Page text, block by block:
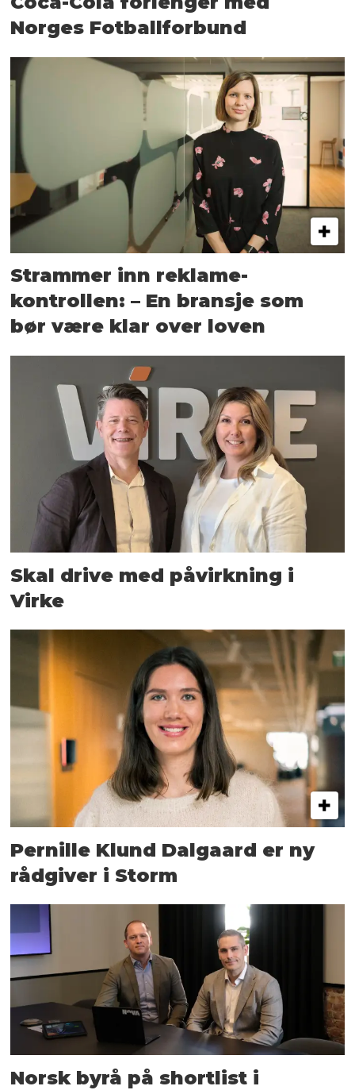
Norges Fotballforbund
Strammer inn reklame-
kontrollen: – En bransje som
bør være klar over loven
Skal drive med påvirkning i
Virke
Pernille Klund Dalgaard er ny
rådgiver i Storm
Norsk byrå på shortlist i